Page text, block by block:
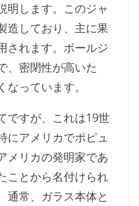
明します。このジャ
造しており、主に果
されます。ボールジ
、密閉性が高いた
っています。
ですが、これは19世
にアメリカでポピュ
メリカの発明家であ
ことから名付けられ
通常、ガラス本体と